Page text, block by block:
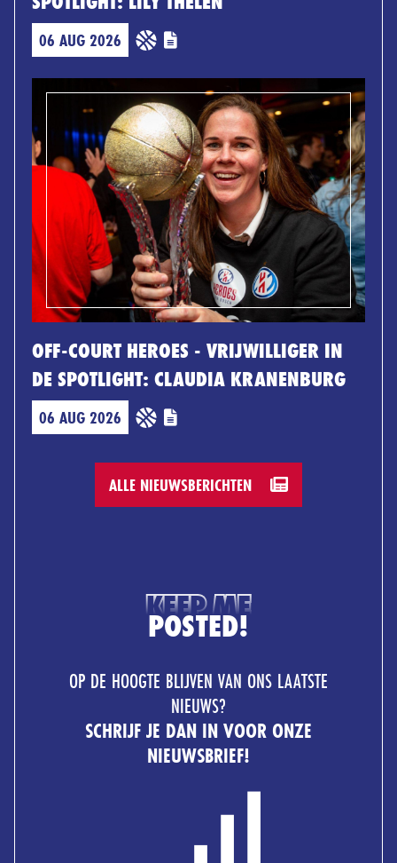
06 AUG 2026
OFF-COURT HEROES - VRIJWILLIGER IN
DE SPOTLIGHT: CLAUDIA KRANENBURG
06 AUG 2026
ALLE NIEUWSBERICHTEN
KEEP ME
POSTED!
OP DE HOOGTE BLIJVEN VAN ONS LAATSTE
NIEUWS?
SCHRIJF JE DAN IN VOOR ONZE
NIEUWSBRIEF!